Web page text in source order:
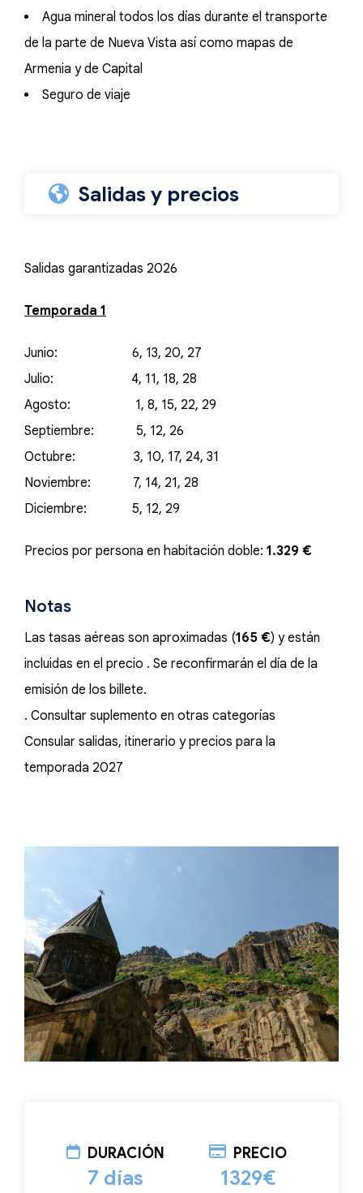
Agua mineral todos los días durante el transporte
de la parte de Nueva Vista así como mapas de
Armenia y de Capital
Seguro de viaje
Salidas y precios
Salidas garantizadas 2026
Temporada 1
Junio: 6, 13, 20, 27
Julio: 4, 11, 18, 28
Agosto: 1, 8, 15, 22, 29
Septiembre: 5, 12, 26
Octubre: 3, 10, 17, 24, 31
Noviembre: 7, 14, 21, 28
Diciembre: 5, 12, 29
Precios por persona en habitación doble: 1.329 €
Notas
Las tasas aéreas son aproximadas (165 €) y están
incluidas en el precio . Se reconfirmarán el día de la
emisión de los billete.
. Consultar suplemento en otras categorías
Consular salidas, itinerario y precios para la
temporada 2027
DURACIÓN
7 días
PRECIO
1329€